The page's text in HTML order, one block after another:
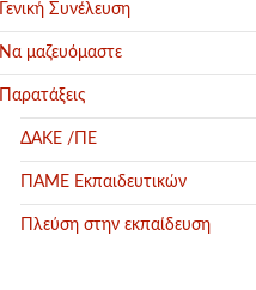
Γενική Συνέλευση
Να μαζευόμαστε
Παρατάξεις
ΔΑΚΕ /ΠΕ
ΠΑΜΕ Εκπαιδευτικών
Πλεύση στην εκπαίδευση